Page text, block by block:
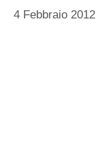
4 Febbraio 2012